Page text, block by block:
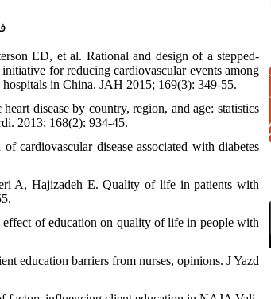
ED, et al. Rational and design of a stepped-
for reducing cardiovascular events among
in China. JAH 2015; 169(3): 349-55.
disease by country, region, and age: statistics
2013; 168(2): 934-45.
cardiovascular disease associated with diabetes
A, Hajizadeh E. Quality of life in patients with
of education on quality of life in people with
education barriers from nurses, opinions. J Yazd